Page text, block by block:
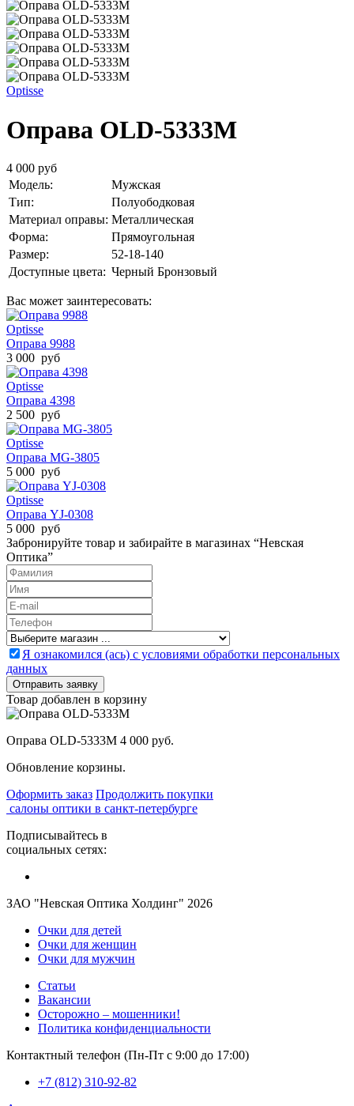
Optisse
Оправа OLD-5333M
4 000 руб
Модель:
Мужская
Тип:
Полуободковая
Материал оправы: Металлическая
Форма:
Прямоугольная
Размер:
52-18-140
Доступные цвета: Черный Бронзовый
Вас может заинтересовать:
Optisse
Оправа 9988
3 000 руб
Optisse
Оправа 4398
2 500 руб
Optisse
Оправа MG-3805
5 000 руб
Optisse
Оправа YJ-0308
5 000 руб
Забронируйте товар и забирайте в магазинах “Невская
Оптика”
Я ознакомился (ась) с условиями обработки персональных
данных
Товар добавлен в корзину
Оправа OLD-5333M 4 000 руб.
Обновление корзины.
Оформить заказ Продолжить покупки
салоны оптики в санкт-петербурге
Подписывайтесь в
социальных сетях:
ЗАО "Невская Оптика Холдинг" 2026
Очки для детей
Очки для женщин
Очки для мужчин
Статьи
Вакансии
Осторожно – мошенники!
Политика конфиденциальности
Контактный телефон (Пн-Пт с 9:00 до 17:00)
+7 (812) 310-92-82